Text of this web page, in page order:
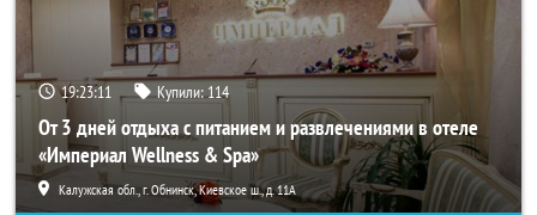
19:23:07 Купили:114
От 3 дней отдыха с питанием и развлечениями в отеле
«Империал Wellness & Spa»
Калужская обл., г. Обнинск, Киевское ш., д. 11А